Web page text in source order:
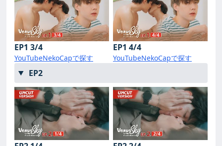
EP1 3/4
YouTubeNekoCapで探す
EP1 4/4
YouTubeNekoCapで探す
EP2